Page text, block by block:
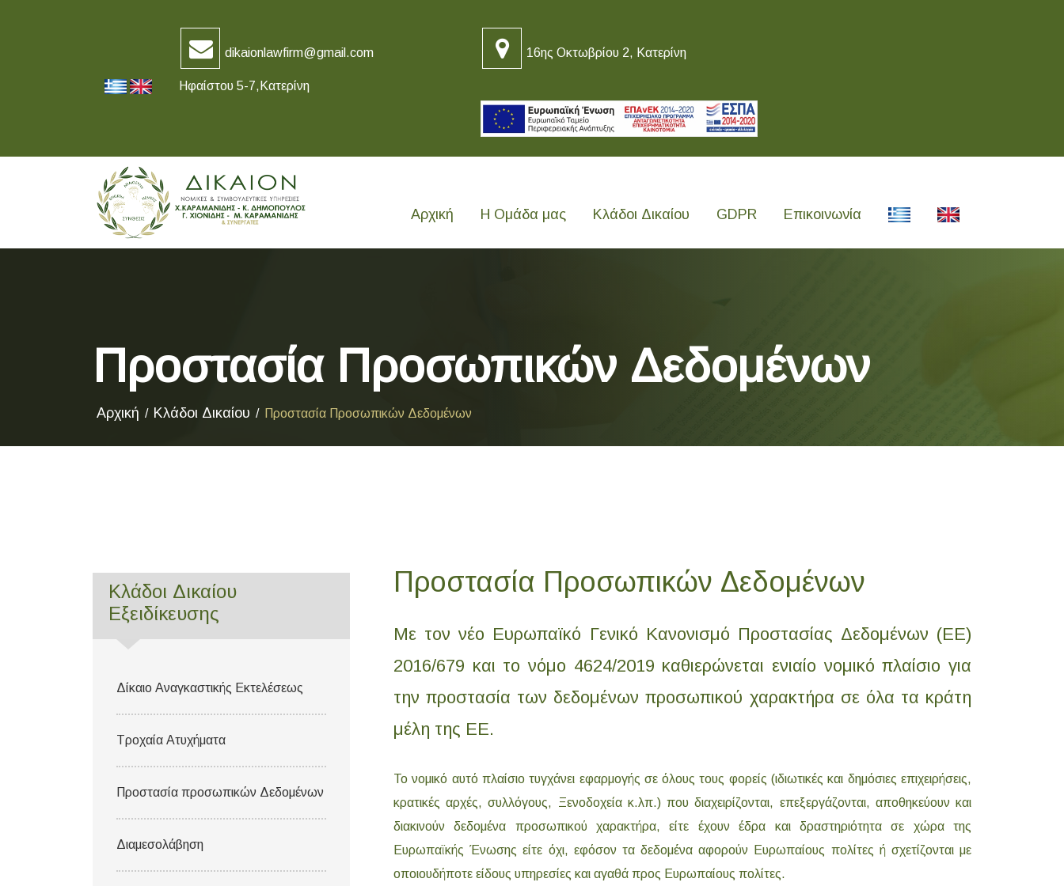
dikaionlawfirm@gmail.com
Ηφαίστου 5-7,Κατερίνη
16ης Οκτωβρίου 2, Κατερίνη
Αρχική Η Ομάδα μας Κλάδοι Δικαίου GDPR Επικοινωνία
Προστασία Προσωπικών Δεδομένων
Αρχική Κλάδοι Δικαίου Προστασία Προσωπικών Δεδομένων
Κλάδοι Δικαίου
Εξειδίκευσης
Δίκαιο Αναγκαστικής Εκτελέσεως
Τροχαία Ατυχήματα
Προστασία προσωπικών Δεδομένων
Διαμεσολάβηση
Προστασία Προσωπικών Δεδομένων
Με τον νέο Ευρωπαϊκό Γενικό Κανονισμό Προστασίας Δεδομένων (ΕΕ)
2016/679 και το νόμο 4624/2019 καθιερώνεται ενιαίο νομικό πλαίσιο για
την προστασία των δεδομένων προσωπικού χαρακτήρα σε όλα τα κράτη
μέλη της ΕΕ.
Το νομικό αυτό πλαίσιο τυγχάνει εφαρμογής σε όλους τους φορείς (ιδιωτικές και δημόσιες επιχειρήσεις,
κρατικές αρχές, συλλόγους, Ξενοδοχεία κ.λπ.) που διαχειρίζονται, επεξεργάζονται, αποθηκεύουν και
διακινούν δεδομένα προσωπικού χαρακτήρα, είτε έχουν έδρα και δραστηριότητα σε χώρα της
Ευρωπαϊκής Ένωσης είτε όχι, εφόσον τα δεδομένα αφορούν Ευρωπαίους πολίτες ή σχετίζονται με
οποιουδήποτε είδους υπηρεσίες και αγαθά προς Ευρωπαίους πολίτες.